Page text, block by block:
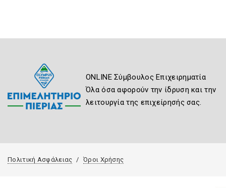
ONLINE Σύμβουλος Επιχειρηματία
Όλα όσα αφορούν την ίδρυση και την
λειτουργία της επιχείρησής σας.
Πολιτική Ασφάλειας Όροι Χρήσης